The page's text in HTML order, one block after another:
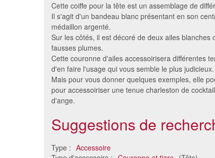
Cette coiffe pour la tête est un assemblage de
Il s'agit d'un bandeau blanc présentant en son
médaillon argenté.
Sur les côtés, il est décoré de deux ailes blanches
fausses plumes.
Cette couronne d'ailes accessoirisera différentes
d'en faire l'usage qui vous semble le plus judicieux.
Mais pour vous donner quelques exemples, elle
pour accessoiriser une tenue charleston de
d'ange.
Suggestions de
Type : Accessoire
rouge blanche
5.82 €